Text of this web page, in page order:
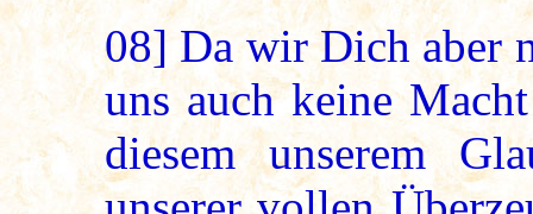
08] Da wir Dich aber
uns auch keine
diesem unserem